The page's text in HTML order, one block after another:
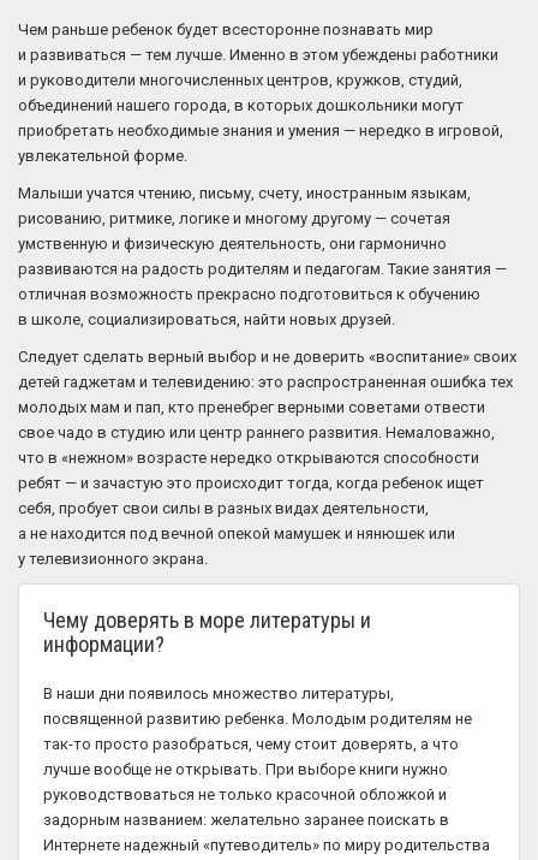
Чем раньше ребенок будет всесторонне познавать мир
и развиваться — тем лучше. Именно в этом убеждены работники
и руководители многочисленных центров, кружков, студий,
объединений нашего города, в которых дошкольники могут
приобретать необходимые знания и умения — нередко в игровой,
увлекательной форме.
Малыши учатся чтению, письму, счету, иностранным языкам,
рисованию, ритмике, логике и многому другому — сочетая
умственную и физическую деятельность, они гармонично
развиваются на радость родителям и педагогам. Такие занятия —
отличная возможность прекрасно подготовиться к обучению
в школе, социализироваться, найти новых друзей.
Следует сделать верный выбор и не доверить «воспитание» своих
детей гаджетам и телевидению: это распространенная ошибка тех
молодых мам и пап, кто пренебрег верными советами отвести
свое чадо в студию или центр раннего развития. Немаловажно,
что в «нежном» возрасте нередко открываются способности
ребят — и зачастую это происходит тогда, когда ребенок ищет
себя, пробует свои силы в разных видах деятельности,
а не находится под вечной опекой мамушек и нянюшек или
у телевизионного экрана.
Чему доверять в море литературы и
информации?
В наши дни появилось множество литературы,
посвященной развитию ребенка. Молодым родителям не
так-то просто разобраться, чему стоит доверять, а что
лучше вообще не открывать. При выборе книги нужно
руководствоваться не только красочной обложкой и
задорным названием: желательно заранее поискать в
Интернете надежный «путеводитель» по миру родительства